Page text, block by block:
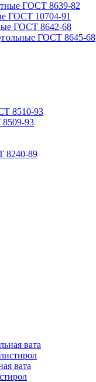
ГОСТ 8639-82
ГОСТ 10704-91
ГОСТ 8642-68
ГОСТ 8645-68
8510-93
93
8240-89
вата
вата